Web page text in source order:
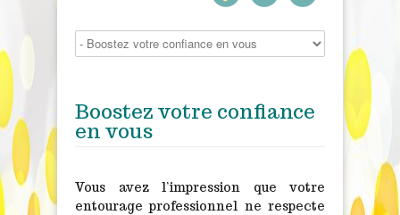
Boostez votre confiance
en vous
Vous avez l’impression que votre
entourage professionnel ne respecte